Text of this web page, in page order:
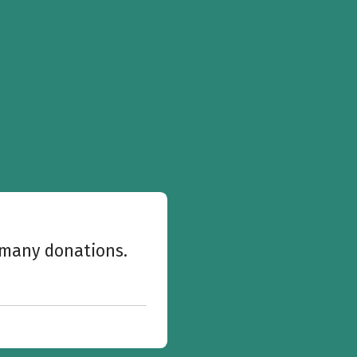
donations.